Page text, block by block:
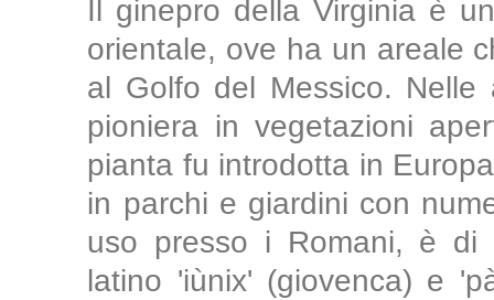
Il ginepro della Virginia è
orientale, ove ha un areale
al Golfo del Messico.
pioniera in vegetazioni
pianta fu introdotta in
in parchi e giardini con
uso presso i Romani, è di
latino 'iùnix' (giovenca) e